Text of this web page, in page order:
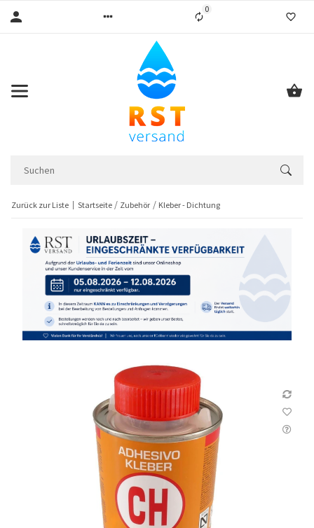
0Liste ist leer
Zurück zur Liste Startseite Zubehör Kleber - Dichtung